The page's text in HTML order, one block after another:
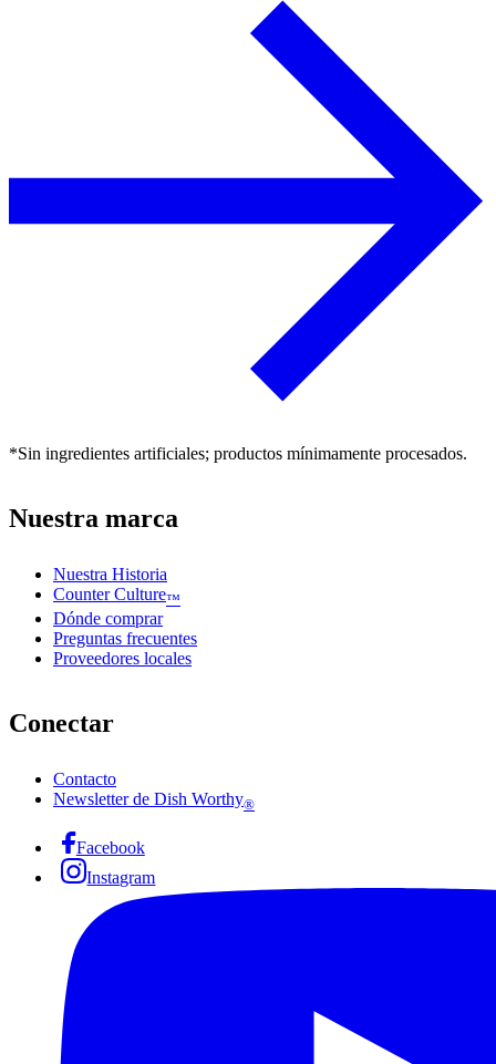
*Sin ingredientes artificiales; productos mínimamente procesados.
Nuestra marca
Nuestra Historia
Counter Culture™
Dónde comprar
Preguntas frecuentes
Proveedores locales
Conectar
Contacto
Newsletter de Dish Worthy®
Facebook
Instagram